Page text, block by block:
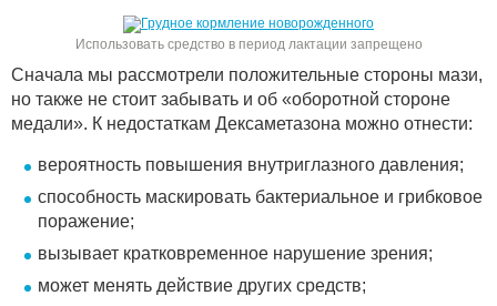
Использовать средство в период лактации запрещено
Сначала мы рассмотрели положительные стороны мази,
но также не стоит забывать и об «оборотной стороне
медали». К недостаткам Дексаметазона можно отнести:
вероятность повышения внутриглазного давления;
способность маскировать бактериальное и грибковое
поражение;
вызывает кратковременное нарушение зрения;
может менять действие других средств;